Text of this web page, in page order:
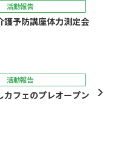
活動報告
護予防講座体力測定会
活動報告
カフェのプレオープン